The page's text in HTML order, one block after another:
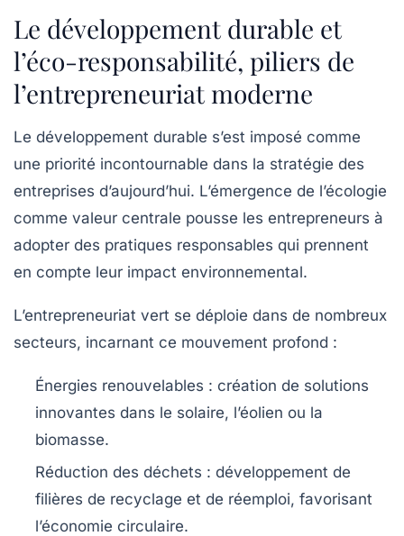
Le développement durable et
l’éco-responsabilité, piliers de
l’entrepreneuriat moderne
Le développement durable s’est imposé comme
une priorité incontournable dans la stratégie des
entreprises d’aujourd’hui. L’émergence de l’écologie
comme valeur centrale pousse les entrepreneurs à
adopter des pratiques responsables qui prennent
en compte leur impact environnemental.
L’entrepreneuriat vert se déploie dans de nombreux
secteurs, incarnant ce mouvement profond :
Énergies renouvelables : création de solutions
innovantes dans le solaire, l’éolien ou la
biomasse.
Réduction des déchets : développement de
filières de recyclage et de réemploi, favorisant
l’économie circulaire.